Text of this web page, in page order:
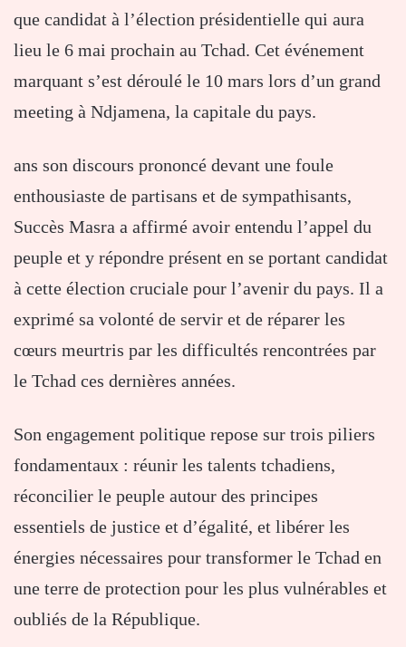
que candidat à l’élection présidentielle qui aura
lieu le 6 mai prochain au Tchad. Cet événement
marquant s’est déroulé le 10 mars lors d’un grand
meeting à Ndjamena, la capitale du pays.
ans son discours prononcé devant une foule
enthousiaste de partisans et de sympathisants,
Succès Masra a affirmé avoir entendu l’appel du
peuple et y répondre présent en se portant candidat
à cette élection cruciale pour l’avenir du pays. Il a
exprimé sa volonté de servir et de réparer les
cœurs meurtris par les difficultés rencontrées par
le Tchad ces dernières années.
Son engagement politique repose sur trois piliers
fondamentaux : réunir les talents tchadiens,
réconcilier le peuple autour des principes
essentiels de justice et d’égalité, et libérer les
énergies nécessaires pour transformer le Tchad en
une terre de protection pour les plus vulnérables et
oubliés de la République.